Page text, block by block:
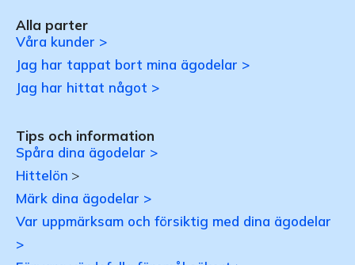
Alla parter
Våra kunder >
Jag har tappat bort mina ägodelar >
Jag har hittat något >
Tips och information
Spåra dina ägodelar >
Hittelön >
Märk dina ägodelar >
Var uppmärksam och försiktig med dina ägodelar
>